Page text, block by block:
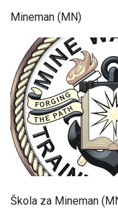
Mineman (MN)
Škola za Mineman